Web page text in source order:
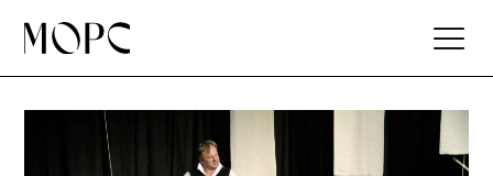
the